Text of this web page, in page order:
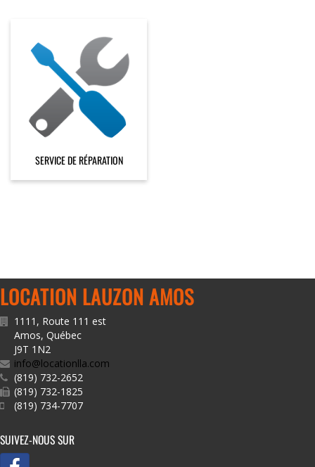
SERVICE DE RÉPARATION
LOCATION LAUZON AMOS
1111, Route 111 est
Amos, Québec
J9T 1N2
info@locationlla.com
(819) 732-2652
(819) 732-1825
(819) 734-7707
SUIVEZ-NOUS SUR